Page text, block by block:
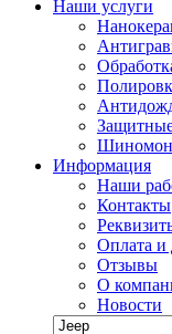
Наши услуги
Защитные
Информация
Наши
Контакты
Оплата и
Отзывы
О
Новости